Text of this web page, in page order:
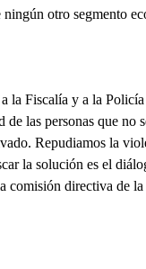
otro segmento
la Fiscalía y a la
de las personas que no
Repudiamos la
la solución es el
comisión directiva de